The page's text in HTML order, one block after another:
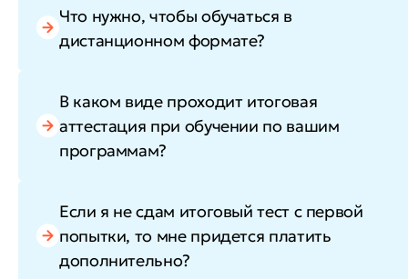
Что нужно, чтобы обучаться в
дистанционном формате?
В каком виде проходит итоговая
аттестация при обучении по вашим
программам?
Если я не сдам итоговый тест с первой
попытки, то мне придется платить
дополнительно?